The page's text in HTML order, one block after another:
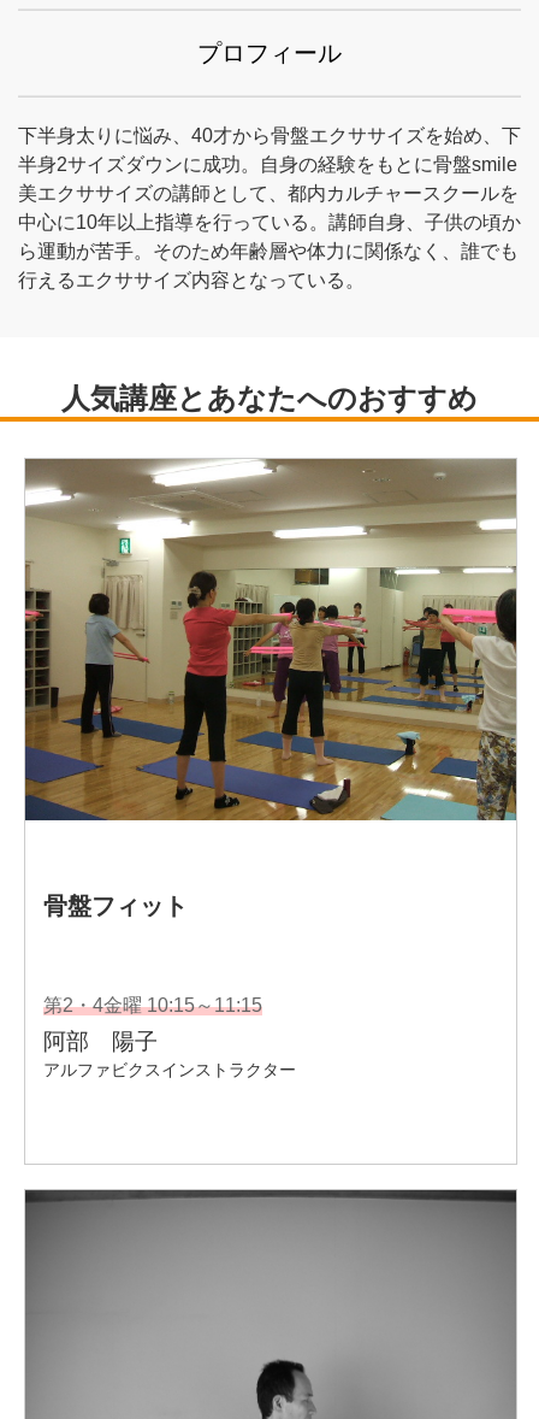
プロフィール
下半身太りに悩み、40才から骨盤エクササイズを始め、下
半身2サイズダウンに成功。自身の経験をもとに骨盤smile
美エクササイズの講師として、都内カルチャースクールを
中心に10年以上指導を行っている。講師自身、子供の頃か
ら運動が苦手。そのため年齢層や体力に関係なく、誰でも
行えるエクササイズ内容となっている。